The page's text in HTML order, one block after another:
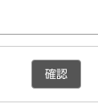
確認